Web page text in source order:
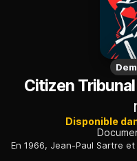
Citizen Tribunal
Disponible